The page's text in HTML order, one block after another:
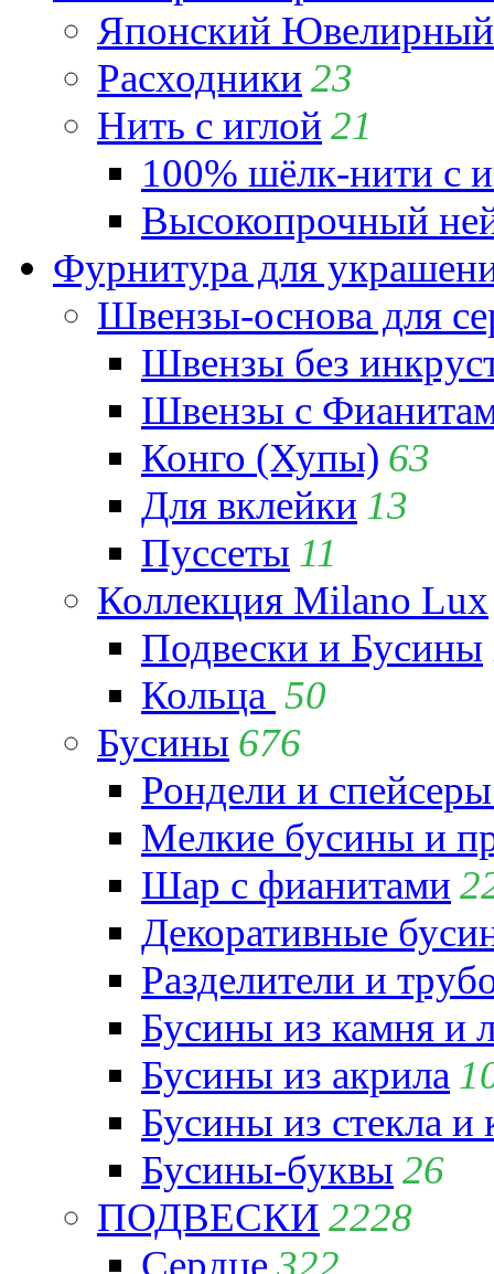
Японский
Расходники 23
Нить с иглой 21
100% шёлк-нити с
Высокопрочный
Фурнитура для
Швензы-основа для
Швензы без
Швензы с
Конго (Хупы) 63
Для вклейки 13
Пуссеты 11
Коллекция Milano Lux
Подвески и Бусины
Кольца 50
Бусины 676
Рондели и
Мелкие бусины и
Шар с фианитами
Декоративные
Разделители и
Бусины из камня и
Бусины из акрила
Бусины из стекла и
Бусины-буквы 26
ПОДВЕСКИ 2228
Сердце322